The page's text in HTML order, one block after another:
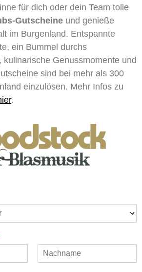
für dich oder dein Team tolle
Gutscheine und genieße
im Burgenland. Entspannte
ein Bummel durchs
kulinarische Genussmomente und
sind bei mehr als 300
einzulösen. Mehr Infos zu
.